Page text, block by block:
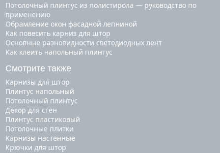
Потолочный плинтус из полистирола — руководство по
применению
Обрамление окон фасадной лепниной
Как повесить карниз для штор
Основные разновидности светодиодных лент
Как клеить напольный плинтус
Смотрите также
карнизы для штор
плинтус напольный
потолочный плинтус
декор для стен
плинтус пластиковый
потолочные плитки
карнизы настенные
крючки для штор